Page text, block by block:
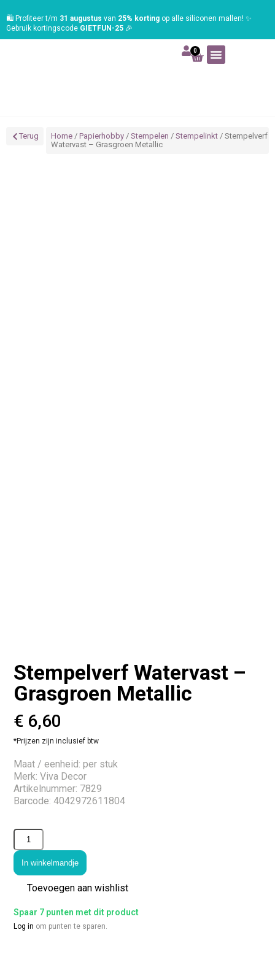
🛍️ Profiteer t/m 31 augustus van 25% korting op alle siliconen mallen! ✨
Gebruik kortingscode GIETFUN-25 🎉
0
Terug Home / Papierhobby / Stempelen / Stempelinkt / Stempelverf
Watervast – Grasgroen Metallic
Stempelverf Watervast –
Grasgroen Metallic
€ 6,60
*Prijzen zijn inclusief btw
Maat / eenheid: per stuk
Merk: Viva Decor
Artikelnummer: 7829
Barcode: 4042972611804
In winkelmandje
Toevoegen aan wishlist
Spaar 7 punten met dit product
Log in om punten te sparen.